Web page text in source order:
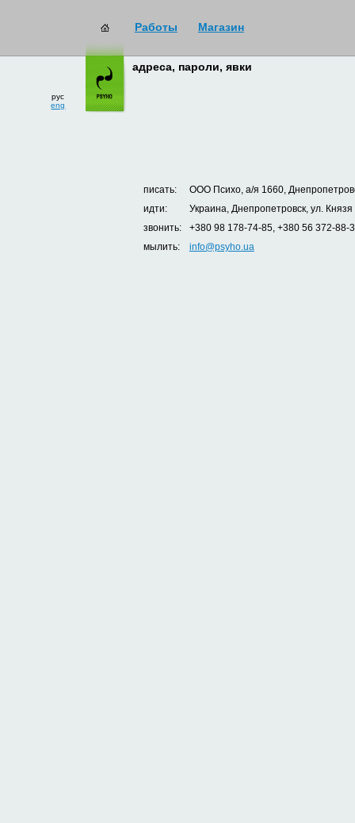
Работы Магазин
рус
eng
адреса, пароли, явки
писать:
ООО Психо, а/я 1660,
идти:
Украина, Днепропетровск, ул.
звонить:
+380 98 178-74-85, +380 56 372-88-
мылить:
info@psyho.ua